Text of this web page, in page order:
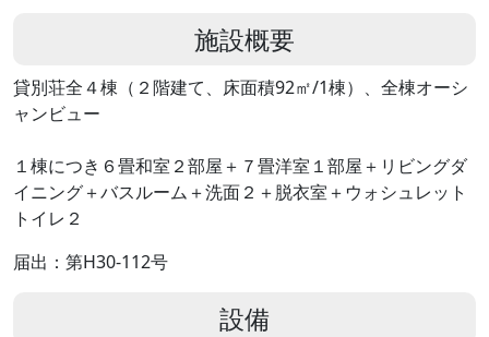
施設概要
貸別荘全４棟（２階建て、床面積92㎡/1棟）、全棟オーシ
ャンビュー
１棟につき６畳和室２部屋＋７畳洋室１部屋＋リビングダ
イニング＋バスルーム＋洗面２＋脱衣室＋ウォシュレット
トイレ２
届出：第H30-112号
設備